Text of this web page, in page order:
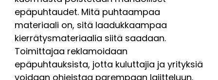
epäpuhtaudet. Mitä puhtaampaa
materiaali on, sitä laadukkaampaa
kierrätysmateriaalia siitä saadaan.
Toimittajaa reklamoidaan
epäpuhtauksista, jotta kuluttajia ja yrityksiä
voidaan ohjeistaa parempaan lajitteluun.